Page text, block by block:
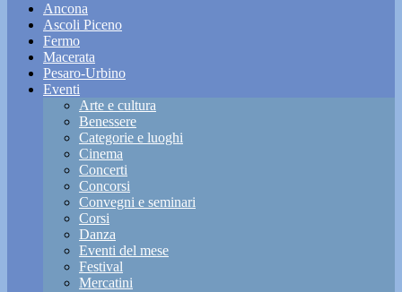
Ancona
Ascoli Piceno
Fermo
Macerata
Pesaro-Urbino
Eventi
Arte e cultura
Benessere
Categorie e luoghi
Cinema
Concerti
Concorsi
Convegni e seminari
Corsi
Danza
Eventi del mese
Festival
Mercatini